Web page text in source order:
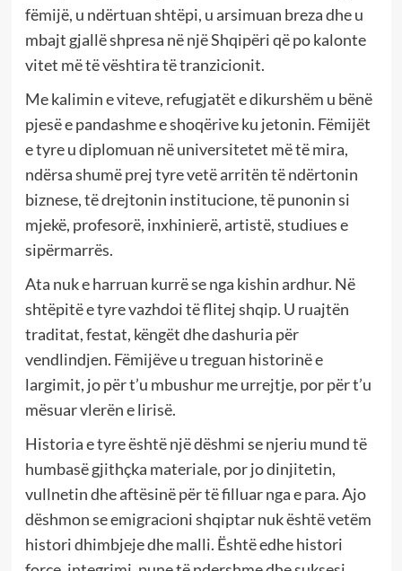
fëmijë, u ndërtuan shtëpi, u arsimuan breza dhe u
mbajt gjallë shpresa në një Shqipëri që po kalonte
vitet më të vështira të tranzicionit.
Me kalimin e viteve, refugjatët e dikurshëm u bënë
pjesë e pandashme e shoqërive ku jetonin. Fëmijët
e tyre u diplomuan në universitetet më të mira,
ndërsa shumë prej tyre vetë arritën të ndërtonin
biznese, të drejtonin institucione, të punonin si
mjekë, profesorë, inxhinierë, artistë, studiues e
sipërmarrës.
Ata nuk e harruan kurrë se nga kishin ardhur. Në
shtëpitë e tyre vazhdoi të flitej shqip. U ruajtën
traditat, festat, këngët dhe dashuria për
vendlindjen. Fëmijëve u treguan historinë e
largimit, jo për t’u mbushur me urrejtje, por për t’u
mësuar vlerën e lirisë.
Historia e tyre është një dëshmi se njeriu mund të
humbasë gjithçka materiale, por jo dinjitetin,
vullnetin dhe aftësinë për të filluar nga e para. Ajo
dëshmon se emigracioni shqiptar nuk është vetëm
histori dhimbjeje dhe malli. Është edhe histori